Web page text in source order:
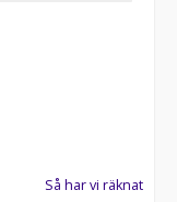
Så har vi räknat